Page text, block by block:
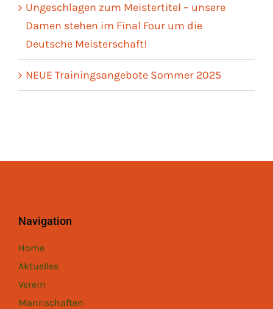
Ungeschlagen zum Meistertitel – unsere
Damen stehen im Final Four um die
Deutsche Meisterschaft!
NEUE Trainingsangebote Sommer 2025
Navigation
Home
Aktuelles
Verein
Mannschaften